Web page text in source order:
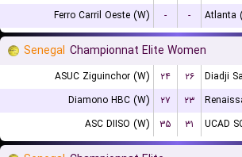
Ferro Carril Oeste (W)
- - Atlanta
Senegal Championnat Elite Women
ASUC Ziguinchor (W) ۲۴ ۲۶
Diadji
Diamono HBC (W)
۲۷ ۲۳
ASC DIISO (W)
۳۵ ۳۱ UCAD